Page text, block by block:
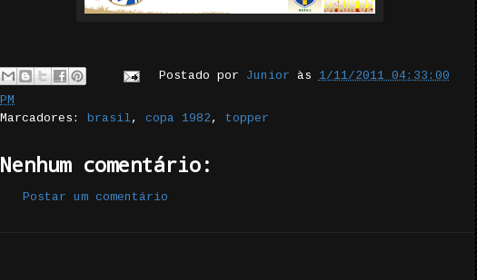
Postado por Junior às 1/11/2011 04:33:00
PM
Marcadores:
brasil, copa 1982 , topper
Nenhum comentário:
Postar um comentário